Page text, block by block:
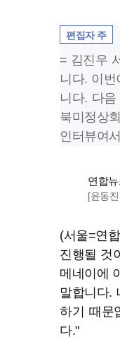
편집자 주
= 김진우
니다. 이
니다. 다
북미정상
인터뷰여
연합
[윤동
(서울=연
진행될 것
메네이에
말합니다.
하기 때문
다."